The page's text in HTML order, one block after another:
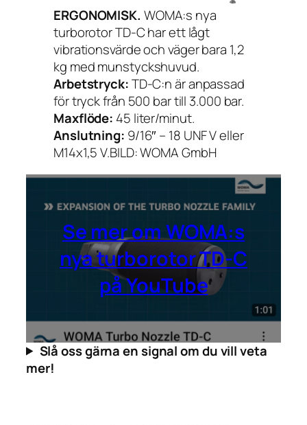
ERGONOMISK. WOMA:s nya
turborotor TD-C har ett lågt
vibrationsvärde och väger bara 1,2
kg med munstyckshuvud.
Arbetstryck:TD-C:n är anpassad
för tryck från 500 bar till 3.000 bar.
Maxflöde: 45 liter/minut.
Anslutning: 9/16″ – 18 UNF V eller
M14x1,5 V.BILD: WOMA GmbH
Se mer om WOMA:s
nya turborotor TD-C
på YouTube
Slå oss gärna en signal om du vill veta
mer!